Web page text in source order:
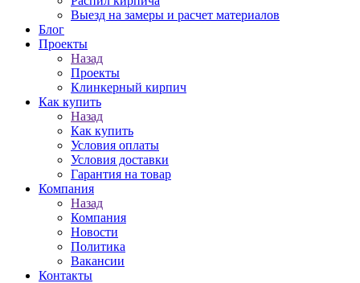
Выезд на замеры и расчет материалов
Блог
Проекты
Назад
Проекты
Клинкерный кирпич
Как купить
Назад
Как купить
Условия оплаты
Условия доставки
Гарантия на товар
Компания
Назад
Компания
Новости
Политика
Вакансии
Контакты